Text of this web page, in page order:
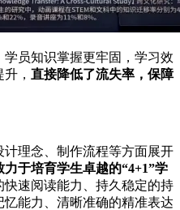
员知识掌握更牢固，学习效
， 直接降低了流失率，保障
理念、制作流程等方面展开
于培育学生卓越的“4+1”学
快速阅读能力、持久稳定的持
能力、清晰准确的精准表达